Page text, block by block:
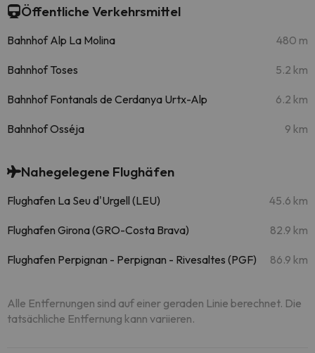
Öffentliche Verkehrsmittel
Bahnhof Alp La Molina 480 m
Bahnhof Toses 5.2 km
Bahnhof Fontanals de Cerdanya Urtx-Alp 6.2 km
Bahnhof Osséja 9 km
Nahegelegene Flughäfen
Flughafen La Seu d'Urgell (LEU) 45.6 km
Flughafen Girona (GRO-Costa Brava) 82.9 km
Flughafen Perpignan - Perpignan - Rivesaltes (PGF) 86.9 km
Alle Entfernungen sind auf einer geraden Linie berechnet. Die
tatsächliche Entfernung kann variieren.